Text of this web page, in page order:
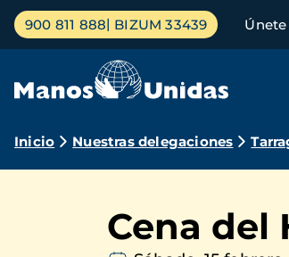
Pasar
contenido
Menú
principal
900 811 888 BIZUM 33439
Ruta
navegación
Inicio Nuestras delegaciones
Cena del